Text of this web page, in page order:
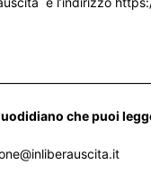
che puoi